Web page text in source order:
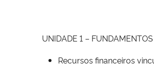
UNIDADE 1 –
Recursos financeiros